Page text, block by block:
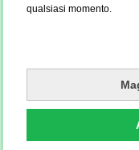
qualsiasi momento.